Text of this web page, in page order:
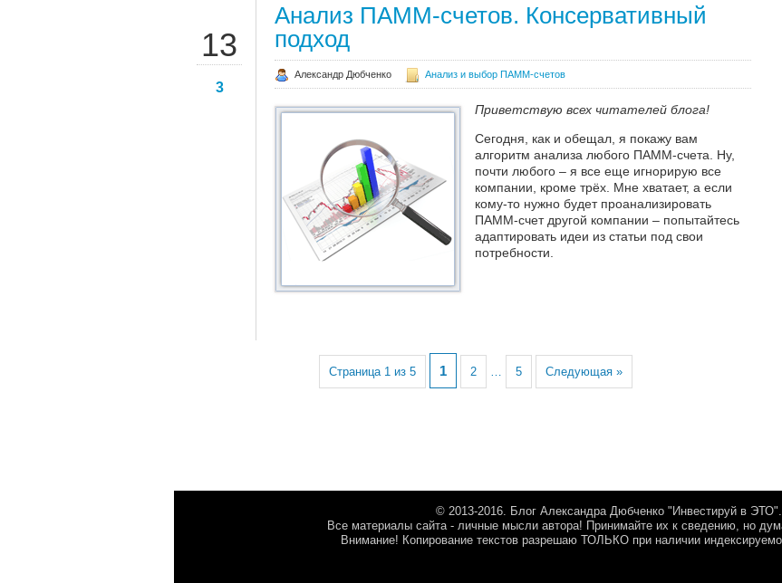
13
3
Анализ ПАММ-счетов. Консервативный
подход
Александр Дюбченко Анализ и выбор ПАММ-счетов
Приветствую всех читателей блога!
Сегодня, как и обещал, я покажу вам
алгоритм анализа любого ПАММ-счета. Ну,
почти любого – я все еще игнорирую все
компании, кроме трёх. Мне хватает, а если
кому-то нужно будет проанализировать
ПАММ-счет другой компании – попытайтесь
адаптировать идеи из статьи под свои
потребности.
Страница 1 из 5 1 2 5 Следующая »
© 2013-2016. Блог Александра Дюбченко "Инвестируй в ЭТО".
Все материалы сайта - личные мысли автора! Принимайте их к сведению, но
Внимание! Копирование текстов разрешаю ТОЛЬКО при наличии